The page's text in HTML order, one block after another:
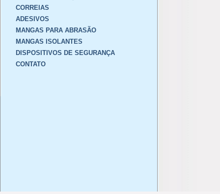
CORREIAS
ADESIVOS
MANGAS PARA ABRASÃO
MANGAS ISOLANTES
DISPOSITIVOS DE SEGURANÇA
CONTATO